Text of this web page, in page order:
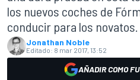
los nuevos coches de
conducir para los novatos.
Jonathan Noble
Editado: 8 mar 2017, 13:52
AÑADIR COMO